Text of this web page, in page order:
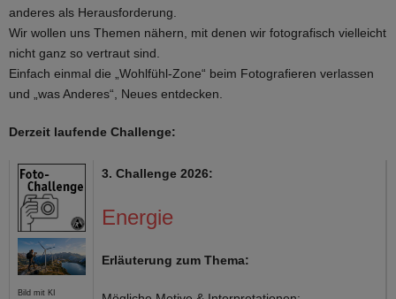
anderes als Herausforderung.
Wir wollen uns Themen nähern, mit denen wir fotografisch vielleicht
nicht ganz so vertraut sind.
Einfach einmal die „Wohlfühl-Zone“ beim Fotografieren verlassen
und „was Anderes“, Neues entdecken.
Derzeit laufende Challenge:
Bild mit KI
3. Challenge 2026:
Energie
Erläuterung zum Thema: